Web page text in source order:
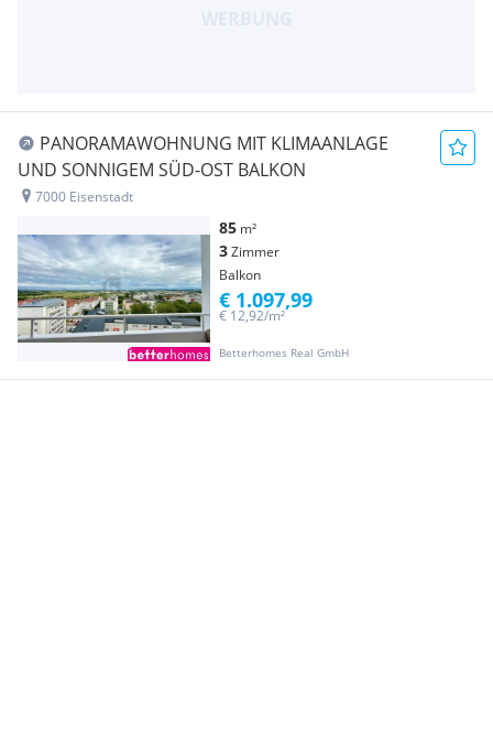
PANORAMAWOHNUNG MIT KLIMAANLAGE
UND SONNIGEM SÜD-OST BALKON
7000 Eisenstadt
85 m²
3Zimmer
Balkon
Betterhomes Real GmbH
€ 12,92/m²
€ 1.097,99